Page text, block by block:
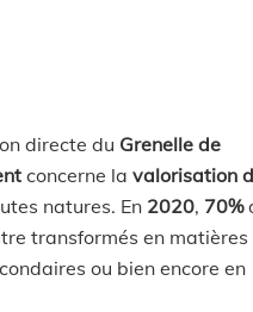
directe du Grenelle de
concerne lavalorisation
natures. En 2020, 70%
transformés en matières
ou bien encore en